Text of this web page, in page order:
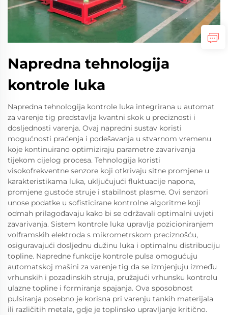
Napredna tehnologija
kontrole luka
Napredna tehnologija kontrole luka integrirana u automat
za varenje tig predstavlja kvantni skok u preciznosti i
dosljednosti varenja. Ovaj napredni sustav koristi
mogućnosti praćenja i podešavanja u stvarnom vremenu
koje kontinuirano optimiziraju parametre zavarivanja
tijekom cijelog procesa. Tehnologija koristi
visokofrekventne senzore koji otkrivaju sitne promjene u
karakteristikama luka, uključujući fluktuacije napona,
promjene gustoće struje i stabilnost plasme. Ovi senzori
unose podatke u sofisticirane kontrolne algoritme koji
odmah prilagođavaju kako bi se održavali optimalni uvjeti
zavarivanja. Sistem kontrole luka upravlja pozicioniranjem
volframskih elektroda s mikrometrskom preciznošću,
osiguravajući dosljednu dužinu luka i optimalnu distribuciju
topline. Napredne funkcije kontrole pulsa omogućuju
automatskoj mašini za varenje tig da se izmjenjuju između
vrhunskih i pozadinskih struja, pružajući vrhunsku kontrolu
ulazne topline i formiranja spajanja. Ova sposobnost
pulsiranja posebno je korisna pri varenju tankih materijala
ili različitih metala, gdje je toplinsko upravljanje kritično.